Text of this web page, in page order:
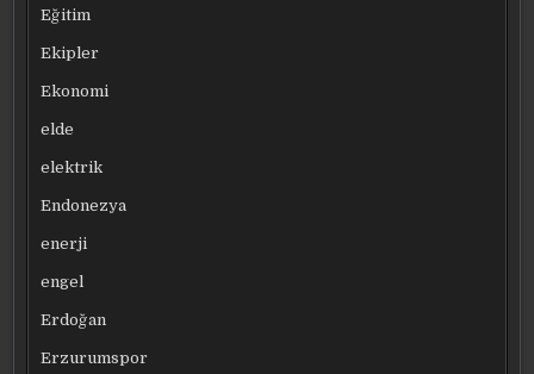
Eğitim
Ekipler
Ekonomi
elde
elektrik
Endonezya
enerji
engel
Erdoğan
Erzurumspor